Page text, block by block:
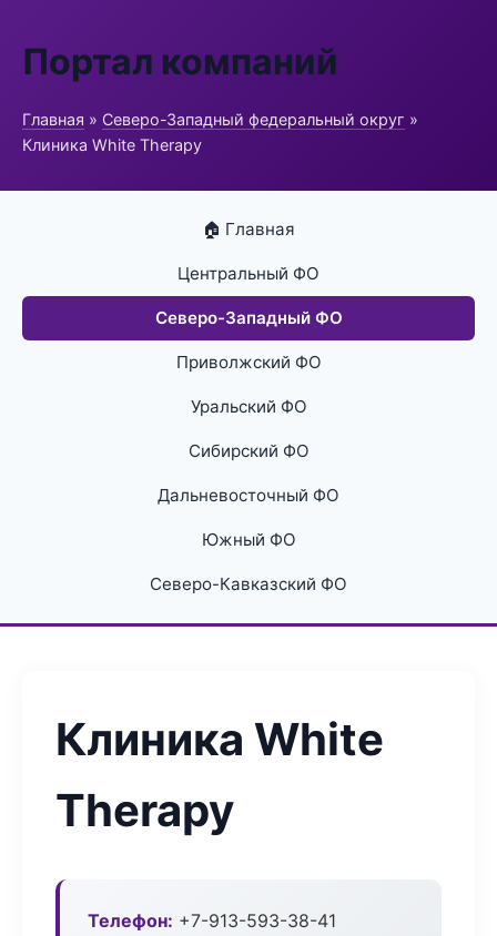
Портал компаний
Главная » Северо-Западный федеральный округ »
Клиника White Therapy
🏠 Главная
Центральный ФО
Северо-Западный ФО
Приволжский ФО
Уральский ФО
Сибирский ФО
Дальневосточный ФО
Южный ФО
Северо-Кавказский ФО
Клиника White
Therapy
Телефон: +7-913-593-38-41